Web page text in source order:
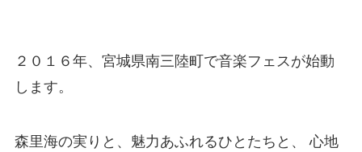
２０１６年、宮城県南三陸町で音楽フェスが始動
します。
森里海の実りと、魅力あふれるひとたちと、 心地